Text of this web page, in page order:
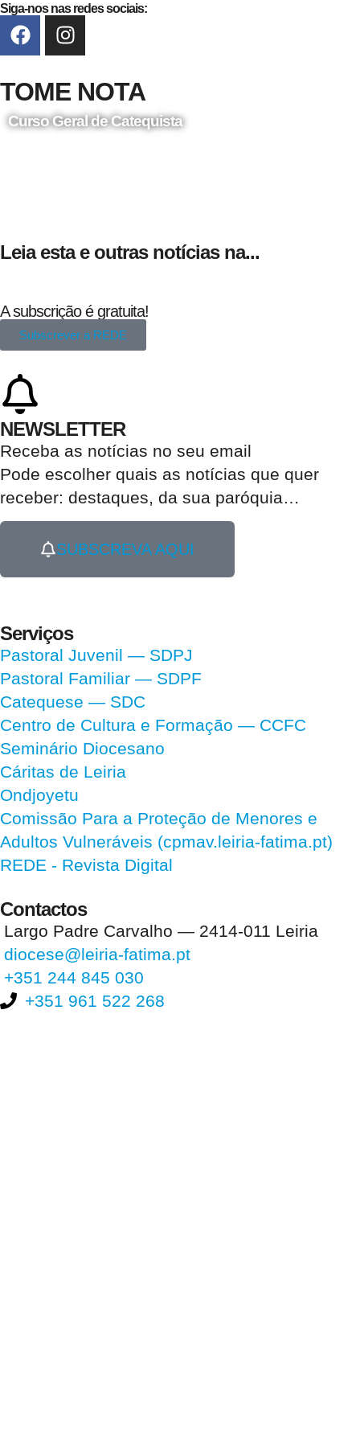
Siga-nos nas redes sociais:
TOME NOTA
Curso Geral de Catequista
Leia esta e outras notícias na...
A subscrição é gratuita!
Subscrever a REDE
NEWSLETTER
Receba as notícias no seu email​
Pode escolher quais as notícias que quer
receber: destaques, da sua paróquia…
SUBSCREVA AQUI
Serviços
Pastoral Juvenil — SDPJ
Pastoral Familiar — SDPF
Catequese — SDC
Centro de Cultura e Formação — CCFC
Seminário Diocesano
Cáritas de Leiria
Ondjoyetu
Comissão Para a Proteção de Menores e
Adultos Vulneráveis (cpmav.leiria-fatima.pt)
REDE - Revista Digital
Contactos
Largo Padre Carvalho — 2414-011 Leiria
diocese@leiria-fatima.pt
+351 244 845 030
+351 961 522 268